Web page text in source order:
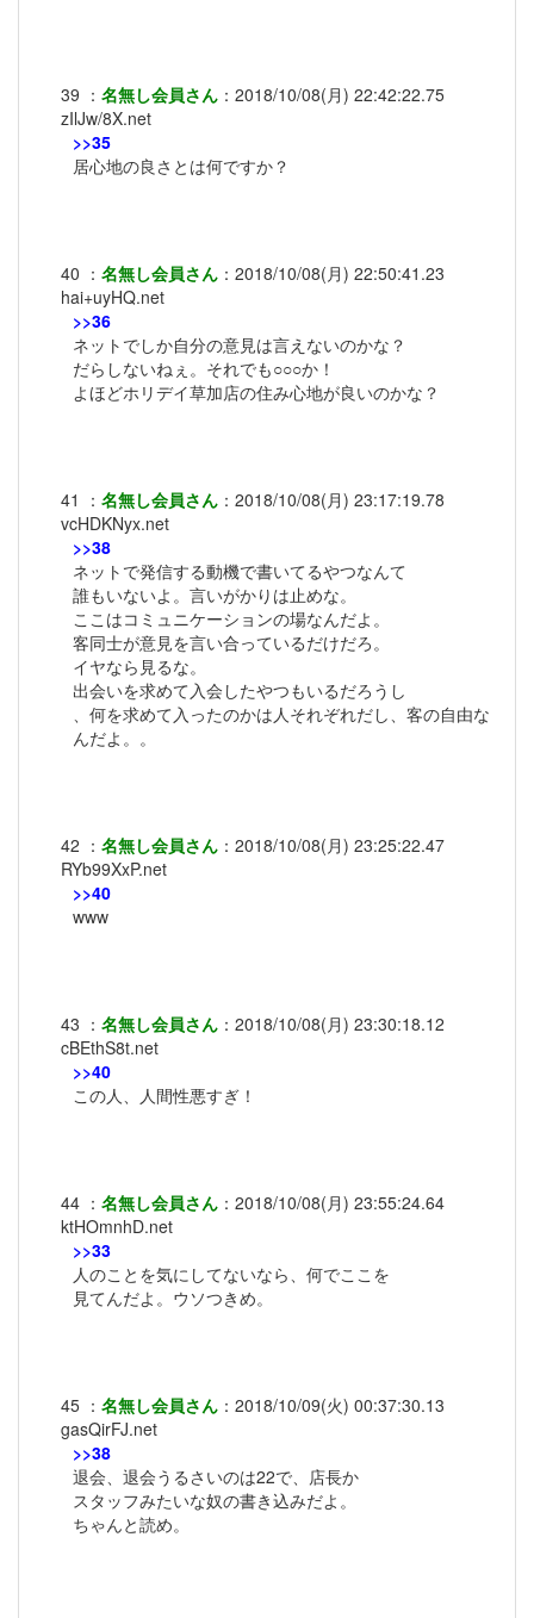
39 ： 名無し会員さん ： 2018/10/08(月) 22:42:22.75
zIlJw/8X.net
>>35
居心地の良さとは何ですか？
40 ： 名無し会員さん ： 2018/10/08(月) 22:50:41.23
hai+uyHQ.net
>>36
ネットでしか自分の意見は言えないのかな？
だらしないねぇ。それでも○○○か！
よほどホリデイ草加店の住み心地が良いのかな？
41 ： 名無し会員さん ： 2018/10/08(月) 23:17:19.78
vcHDKNyx.net
>>38
ネットで発信する動機で書いてるやつなんて
誰もいないよ。言いがかりは止めな。
ここはコミュニケーションの場なんだよ。
客同士が意見を言い合っているだけだろ。
イヤなら見るな。
出会いを求めて入会したやつもいるだろうし
、何を求めて入ったのかは人それぞれだし、客の自由な
んだよ。。
42 ： 名無し会員さん ： 2018/10/08(月) 23:25:22.47
RYb99XxP.net
>>40
www
43 ： 名無し会員さん ： 2018/10/08(月) 23:30:18.12
cBEthS8t.net
>>40
この人、人間性悪すぎ！
44 ： 名無し会員さん ： 2018/10/08(月) 23:55:24.64
ktHOmnhD.net
>>33
人のことを気にしてないなら、何でここを
見てんだよ。ウソつきめ。
45 ： 名無し会員さん ： 2018/10/09(火) 00:37:30.13
gasQirFJ.net
>>38
退会、退会うるさいのは22で、店長か
スタッフみたいな奴の書き込みだよ。
ちゃんと読め。